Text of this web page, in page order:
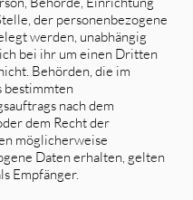
der personenbezogene
werden, unabhängig
bei ihr um einen Dritten
Behörden, die im
bestimmten
nach dem
dem Recht der
möglicherweise
Daten erhalten, gelten
Empfänger.